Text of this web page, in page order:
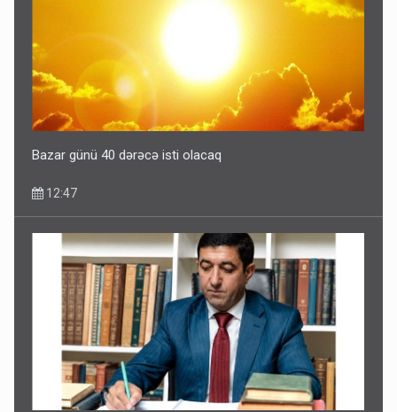
Bazar günü 40 dərəcə isti olacaq
12:47